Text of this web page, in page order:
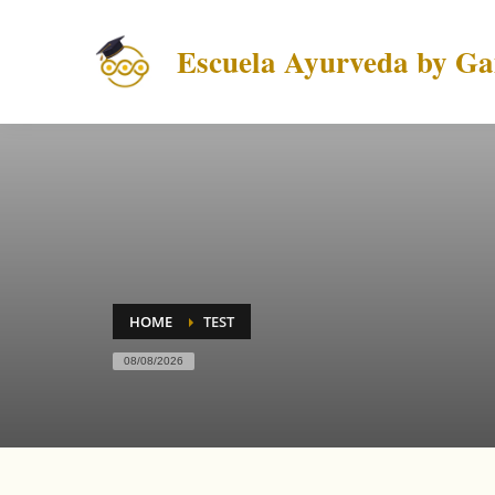
Escuela Ayurveda by
HOME TEST
08/08/2026